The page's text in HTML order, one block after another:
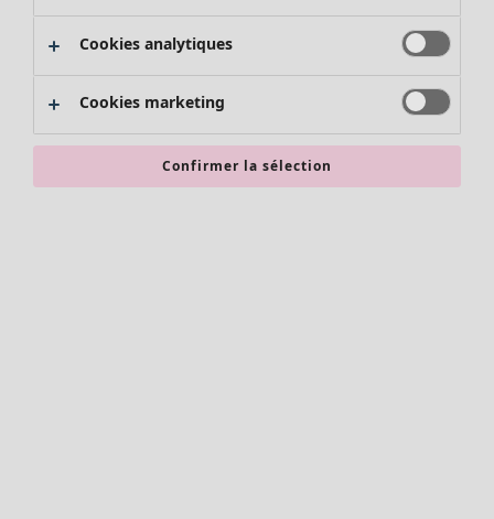
Promos SOLDES
Les promos de Gudrun Sjödén
Nouvel arrivage
Bonnes affaires en soldes - jusqu'à -70
Cookies analytiques
Cookies marketing
Confirmer la sélection